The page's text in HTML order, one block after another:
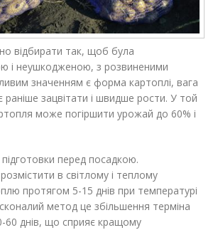
відбирати так, щоб була
і неушкодженою, з розвиненими
значенням є форма картоплі, вага
раніше зацвітати і швидше рости. У той
може погіршити урожай до 60% і
підготовки перед посадкою.
в світлому і теплому
протягом 5-15 днів при температурі
метод це збільшення терміна
60 днів, що сприяє кращому